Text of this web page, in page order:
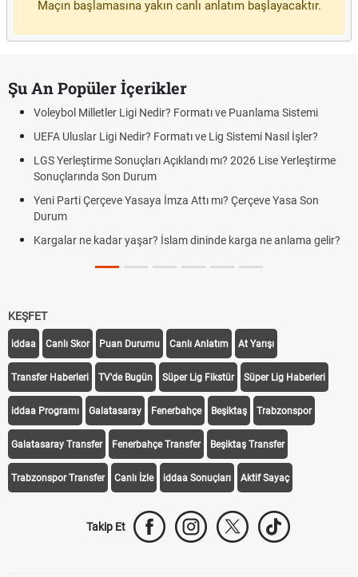
Maçın başlamasına yakın canlı anlatım başlayacaktır.
Şu An Popüler İçerikler
Voleybol Milletler Ligi Nedir? Formatı ve Puanlama Sistemi
UEFA Uluslar Ligi Nedir? Formatı ve Lig Sistemi Nasıl İşler?
LGS Yerleştirme Sonuçları Açıklandı mı? 2026 Lise Yerleştirme
Sonuçlarında Son Durum
Yeni Parti Çerçeve Yasaya İmza Attı mı? Çerçeve Yasa Son
Durum
Kargalar ne kadar yaşar? İslam dininde karga ne anlama gelir?
KEŞFET
iddaa Canlı Skor Puan Durumu Canlı Anlatım At Yarışı
Transfer Haberleri TV'de Bugün Süper Lig Fikstür Süper Lig Haberleri
iddaa Programı Galatasaray Fenerbahçe Beşiktaş Trabzonspor
Galatasaray Transfer Fenerbahçe Transfer Beşiktaş Transfer
Trabzonspor Transfer Canlı İzle iddaa Sonuçları Aktif Sayaç
Takip Et